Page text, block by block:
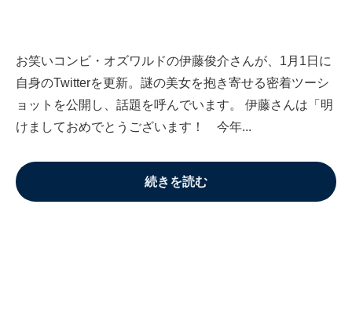
お笑いコンビ・オズワルドの伊藤俊介さんが、1月1日に
自身のTwitterを更新。謎の美女を抱き寄せる密着ツーシ
ョットを公開し、話題を呼んでいます。 伊藤さんは「明
けましておめでとうございます！ 今年...
続きを読む